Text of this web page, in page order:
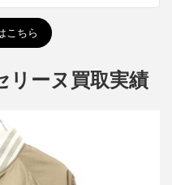
こちら
リーヌ買取実績